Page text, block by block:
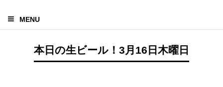
MENU
本日の生ビール！3月16日木曜日